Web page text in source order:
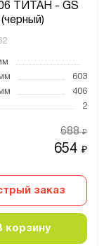
ТИТАН - GS
(черный)
603
406
2
654₽
688₽
заказ
корзину